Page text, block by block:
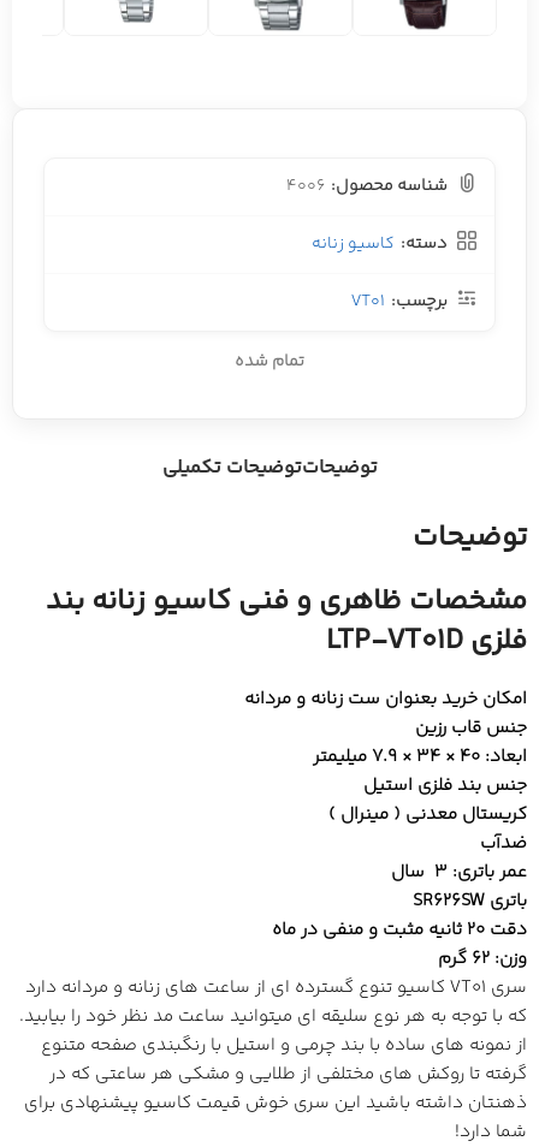
شناسه محصول: 4006
دسته: کاسیو زنانه
برچسب: VT01
تمام شده
توضیحاتتوضیحات تکمیلی
توضیحات
مشخصات ظاهری و فنی کاسیو زنانه بند
فلزی LTP-VT01D
امکان خرید بعنوان ست زنانه و مردانه
جنس قاب رزین
ابعاد: 40 × 34 × 7.9 میلیمتر
جنس بند فلزی استیل
کریستال معدنی ( مینرال )
ضدآب
عمر باتری: 3 سال
باتری SR626SW
دقت 20 ثانیه مثبت و منفی در ماه
وزن: 62 گرم
سری VT01 کاسیو تنوع گسترده ای از ساعت های زنانه و مردانه دارد
که با توجه به هر نوع سلیقه ای میتوانید ساعت مد نظر خود را بیابید.
از نمونه های ساده با بند چرمی و استیل با رنگبندی صفحه متنوع
گرفته تا روکش های مختلفی از طلایی و مشکی هر ساعتی که در
ذهنتان داشته باشید این سری خوش قیمت کاسیو پیشنهادی برای
شما دارد!